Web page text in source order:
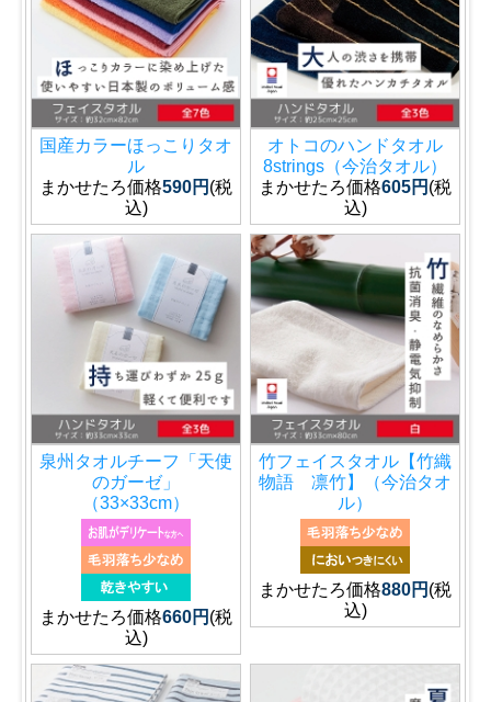
国産カラーほっこりタオ
ル
まかせたろ価格590円 (税
込)
オトコのハンドタオル
8strings（今治タオル）
まかせたろ価格605円 (税
込)
泉州タオルチーフ「天使
のガーゼ」
（33×33cm）
まかせたろ価格660円 (税
込)
竹フェイスタオル【竹織
物語 凛竹】（今治タオ
ル）
まかせたろ価格880円 (税
込)